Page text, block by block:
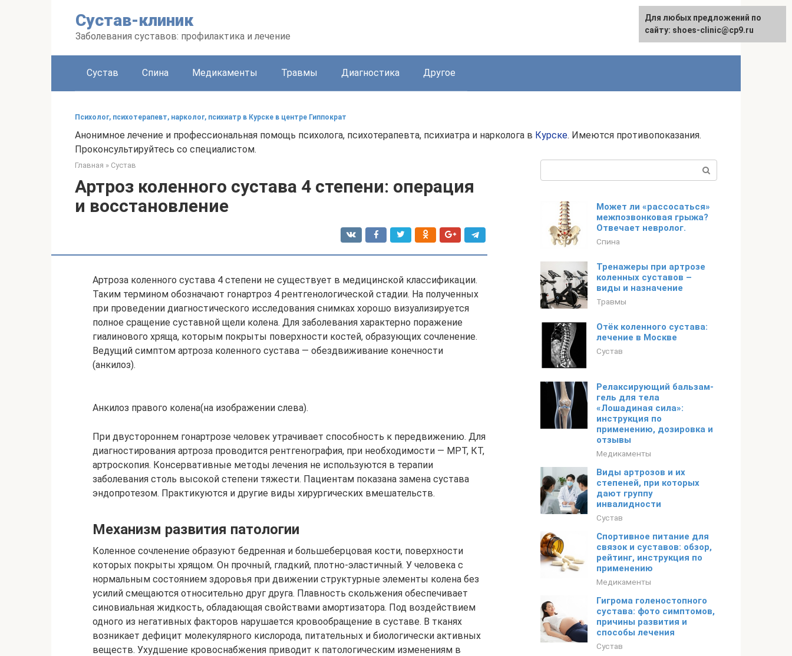
Сустав-клиник
Заболевания суставов: профилактика и лечение
Сустав Спина Медикаменты Травмы Диагностика Другое
Психолог, психотерапевт, нарколог, психиатр в Курске в центре Гиппократ
Анонимное лечение и профессиональная помощь психолога, психотерапевта, психиатра и нарколога в Курске. Имеются противопоказания.
Проконсультируйтесь со специалистом.
Главная » Сустав
Артроз коленного сустава 4 степени: операция
и восстановление
Артроза коленного сустава 4 степени не существует в медицинской классификации.
Таким термином обозначают гонартроз 4 рентгенологической стадии. На полученных
при проведении диагностического исследования снимках хорошо визуализируется
полное сращение суставной щели колена. Для заболевания характерно поражение
гиалинового хряща, которым покрыты поверхности костей, образующих сочленение.
Ведущий симптом артроза коленного сустава — обездвиживание конечности
(анкилоз).
Анкилоз правого колена(на изображении слева).
При двустороннем гонартрозе человек утрачивает способность к передвижению. Для
диагностирования артроза проводится рентгенография, при необходимости — МРТ, КТ,
артроскопия. Консервативные методы лечения не используются в терапии
заболевания столь высокой степени тяжести. Пациентам показана замена сустава
эндопротезом. Практикуются и другие виды хирургических вмешательств.
Механизм развития патологии
Коленное сочленение образуют бедренная и большеберцовая кости, поверхности
которых покрыты хрящом. Он прочный, гладкий, плотно-эластичный. У человека с
нормальным состоянием здоровья при движении структурные элементы колена без
усилий смещаются относительно друг друга. Плавность скольжения обеспечивает
синовиальная жидкость, обладающая свойствами амортизатора. Под воздействием
одного из негативных факторов нарушается кровообращение в суставе. В тканях
возникает дефицит молекулярного кислорода, питательных и биологически активных
веществ. Ухудшение кровоснабжения приводит к патологическим изменениям в
Может ли «рассосаться»
межпозвонковая грыжа?
Отвечает невролог.
Спина
Тренажеры при артрозе
коленных суставов –
виды и назначение
Травмы
Отёк коленного сустава:
лечение в Москве
Сустав
Релаксирующий бальзам-
гель для тела
«Лошадиная сила»:
инструкция по
применению, дозировка и
отзывы
Медикаменты
Виды артрозов и их
степеней, при которых
дают группу
инвалидности
Сустав
Спортивное питание для
связок и суставов: обзор,
рейтинг, инструкция по
применению
Медикаменты
Гигрома голеностопного
сустава: фото симптомов,
причины развития и
способы лечения
Сустав
Для любых предложений по
сайту: shoes-clinic@cp9.ru